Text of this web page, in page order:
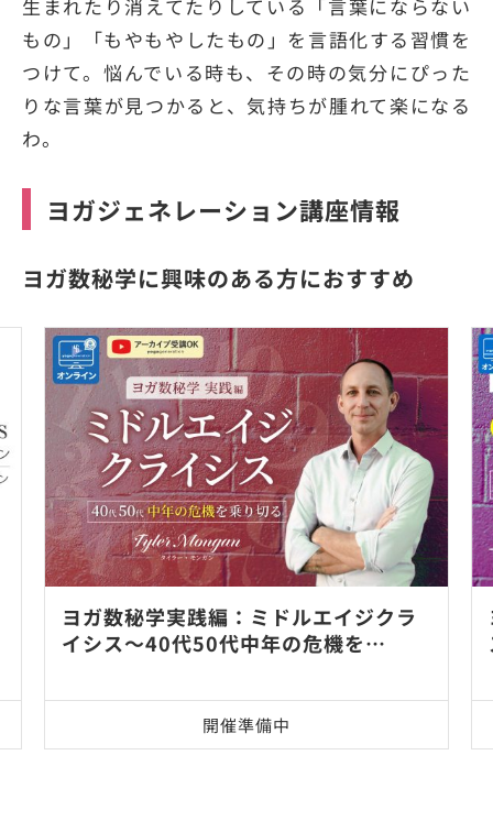
生まれたり消えてたりしている「言葉にならない
もの」「もやもやしたもの」を言語化する習慣を
つけて。悩んでいる時も、その時の気分にぴった
りな言葉が見つかると、気持ちが腫れて楽になる
わ。
ヨガジェネレーション講座情報
ヨガ数秘学に興味のある方におすすめ
ヨガ数秘学実践編：ミドルエイジクラ
イシス～40代50代中年の危機を…
開催準備中